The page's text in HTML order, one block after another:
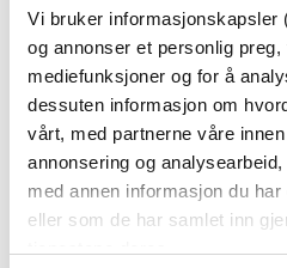
Vi bruker informasjonskapsler
og annonser et personlig
mediefunksjoner og for å
dessuten informasjon om
vårt, med partnerne våre
annonsering og
med annen informasjon du
eller som de har samlet inn
alltid laveste prisog
tilbud!
BLI MEDLEM
Følg oss
sosiale